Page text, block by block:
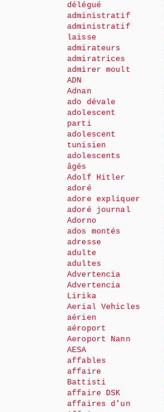
délégué
administratif
administratif
laisse
admirateurs
admiratrices
admirer moult
ADN
Adnan
ado dévale
adolescent
parti
adolescent
tunisien
adolescents
âgés
Adolf Hitler
adoré
adore expliquer
adoré journal
Adorno
ados montés
adresse
adulte
adultes
Advertencia
Advertencia
Lirika
Aerial Vehicles
aérien
aéroport
Aeroport Nann
AESA
affables
affaire
Battisti
affaire DSK
affaires d’un